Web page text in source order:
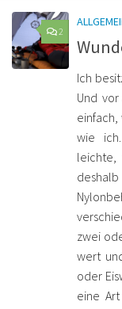
2
Ich
Und
wie
zwei
wert
oder
eine